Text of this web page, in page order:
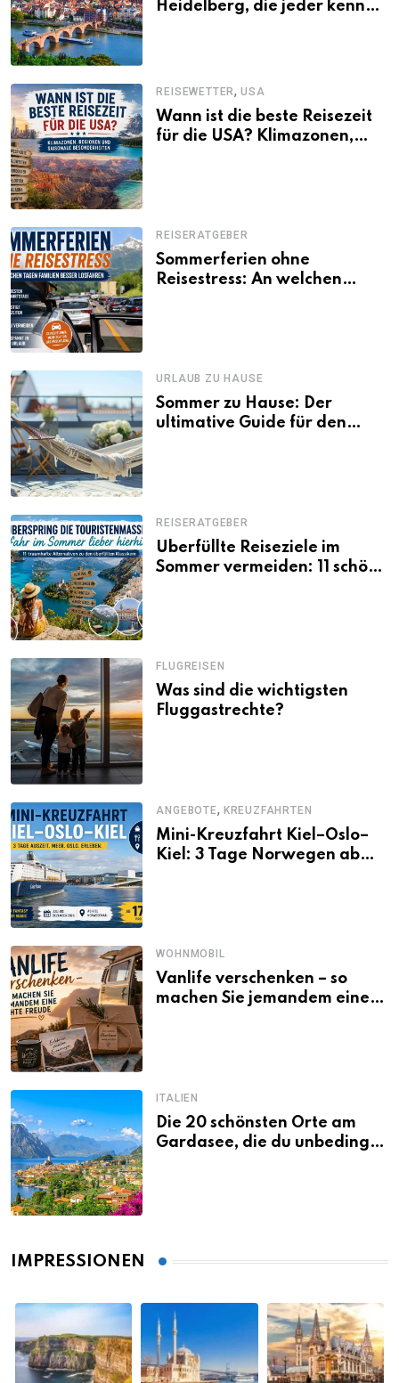
Heidelberg, die jeder kennen
REISEWETTER,USA
Wann ist die beste Reisezeit
für die USA? Klimazonen,
REISERATGEBER
Sommerferien ohne
Reisestress: An welchen
URLAUB ZU HAUSE
Sommer zu Hause: Der
ultimative Guide für den
REISERATGEBER
Überfüllte Reiseziele im
Sommer vermeiden: 11 schöne
FLUGREISEN
Was sind die wichtigsten
Fluggastrechte?
ANGEBOTE, KREUZFAHRTEN
Mini-Kreuzfahrt Kiel–Oslo–
Kiel: 3 Tage Norwegen ab
WOHNMOBIL
Vanlife verschenken – so
machen Sie jemandem eine
ITALIEN
Die 20 schönsten Orte am
Gardasee, die du unbedingt
IMPRESSIONEN